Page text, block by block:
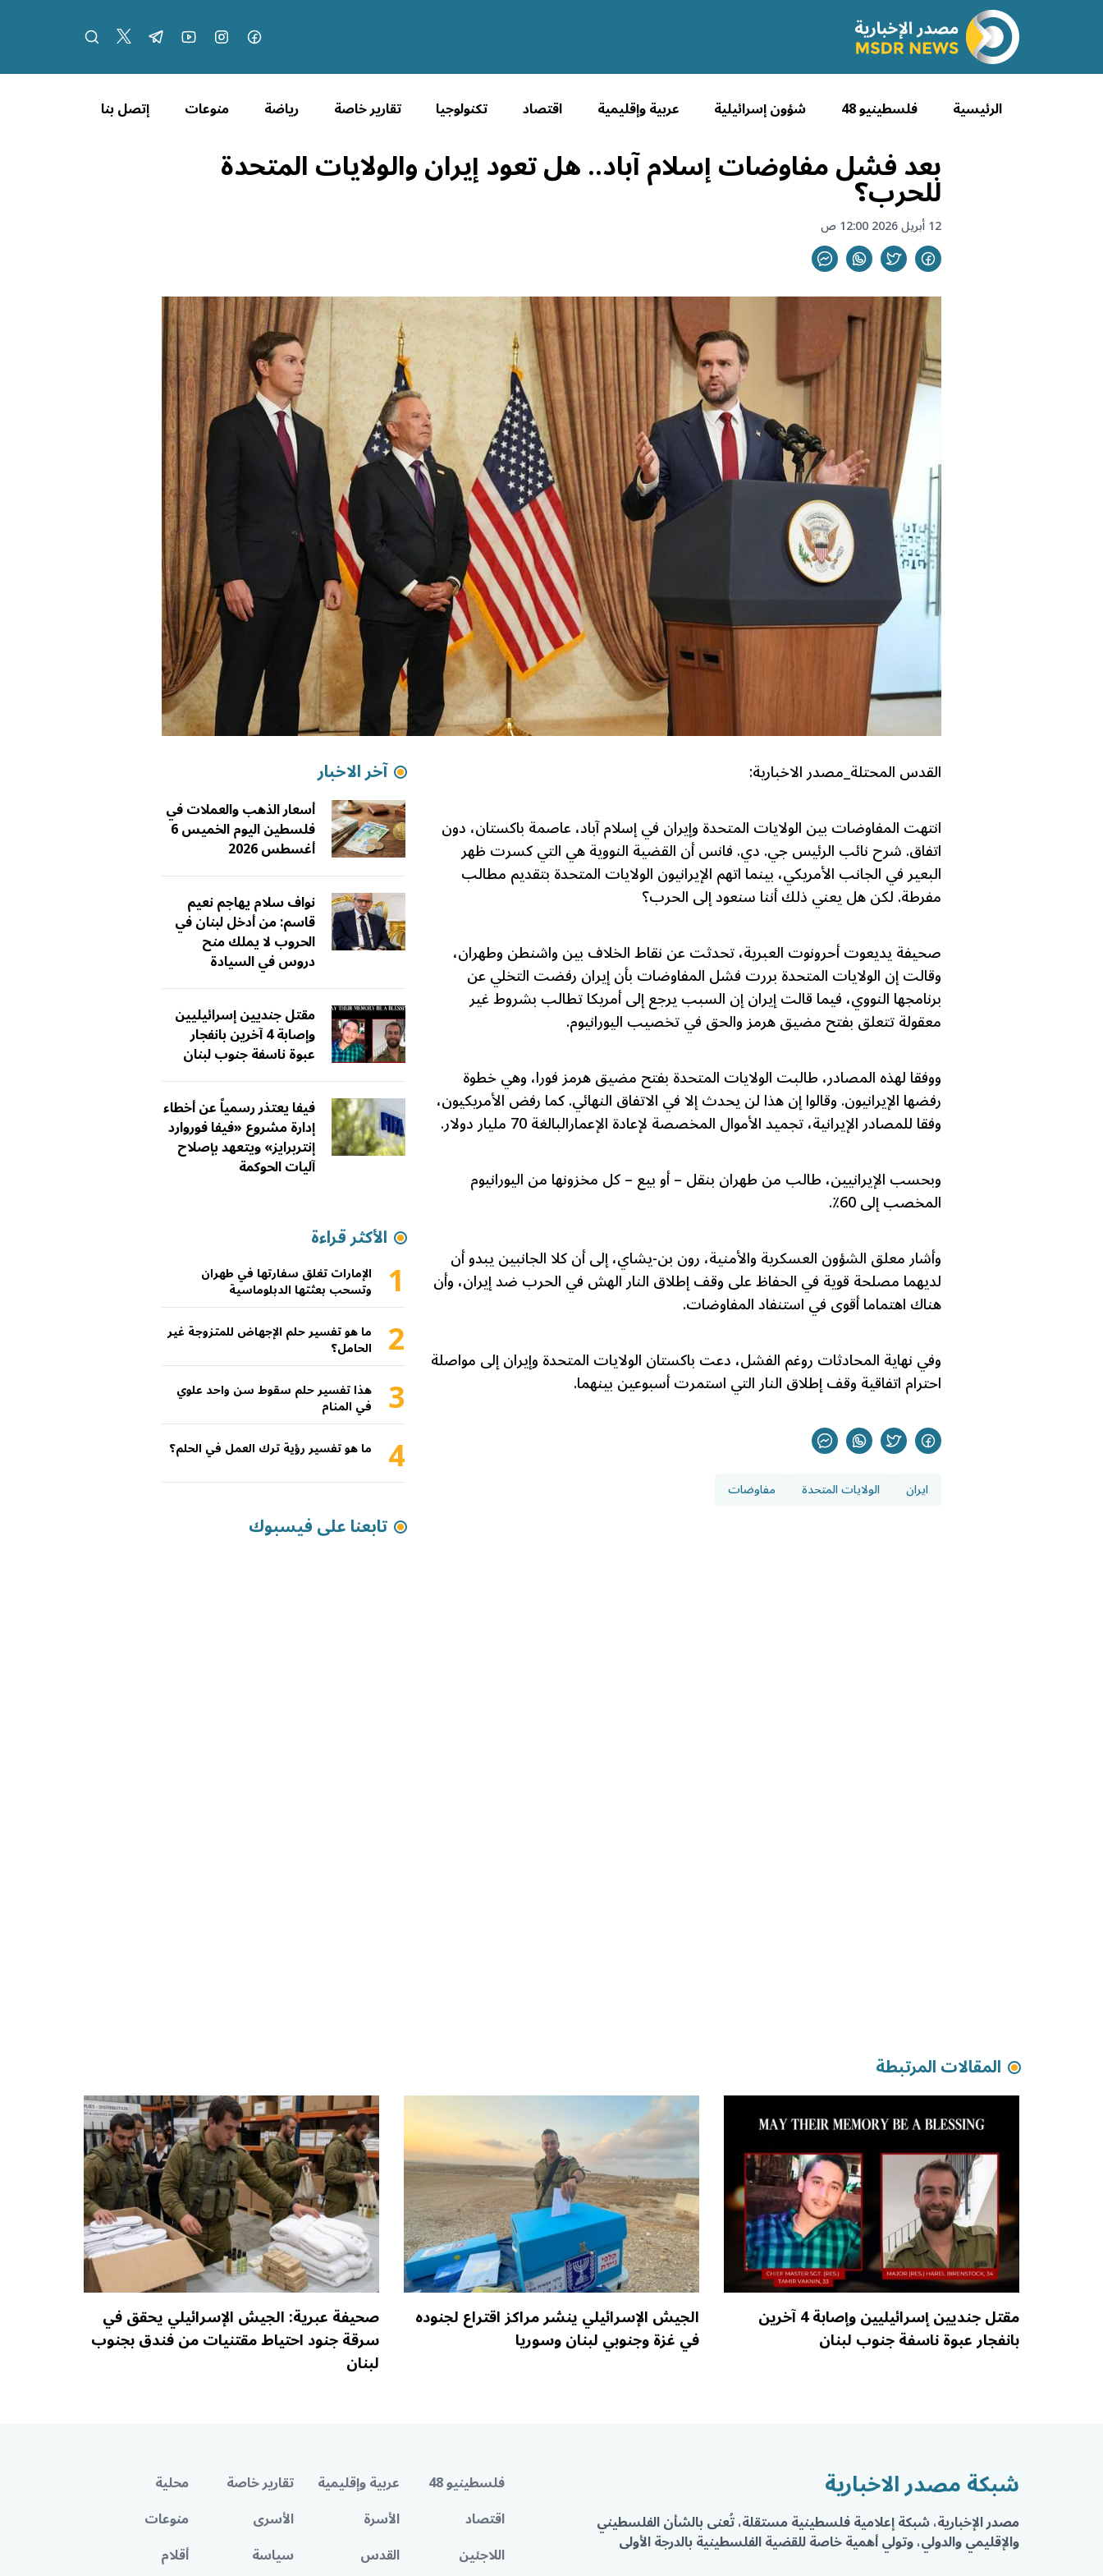
الرئيسية فلسطينيو 48 شؤون إسرائيلية عربية وإقليمية اقتصاد تكنولوجيا تقارير خاصة رياضة منوعات إتصل بنا
بعد فشل مفاوضات إسلام آباد.. هل تعود إيران والولايات المتحدة
للحرب؟
12 أبريل 2026 12:00 ص
القدس المحتلة_مصدر الاخبارية:
انتهت المفاوضات بين الولايات المتحدة وإيران في إسلام آباد، عاصمة باكستان، دون
اتفاق. شرح نائب الرئيس جي. دي. فانس أن القضية النووية هي التي كسرت ظهر
البعير في الجانب الأمريكي، بينما اتهم الإيرانيون الولايات المتحدة بتقديم مطالب
مفرطة. لكن هل يعني ذلك أننا سنعود إلى الحرب؟
صحيفة يديعوت أحرونوت العبرية، تحدثت عن نقاط الخلاف بين واشنطن وطهران،
وقالت إن الولايات المتحدة بررت فشل المفاوضات بأن إيران رفضت التخلي عن
برنامجها النووي، فيما قالت إيران إن السبب يرجع إلى أمريكا تطالب بشروط غير
معقولة تتعلق بفتح مضيق هرمز والحق في تخصيب اليورانيوم.
ووفقا لهذه المصادر، طالبت الولايات المتحدة بفتح مضيق هرمز فورا، وهي خطوة
رفضها الإيرانيون. وقالوا إن هذا لن يحدث إلا في الاتفاق النهائي. كما رفض الأمريكيون،
وفقا للمصادر الإيرانية، تجميد الأموال المخصصة لإعادة الإعمارالبالغة 70 مليار دولار.
وبحسب الإيرانيين، طالب من طهران بنقل – أو بيع – كل مخزونها من اليورانيوم
المخصب إلى 60٪.
وأشار معلق الشؤون العسكرية والأمنية، رون بن-يشاي، إلى أن كلا الجانبين يبدو أن
لديهما مصلحة قوية في الحفاظ على وقف إطلاق النار الهش في الحرب ضد إيران، وأن
هناك اهتماما أقوى في استنفاد المفاوضات.
وفي نهاية المحادثات روغم الفشل، دعت باكستان الولايات المتحدة وإيران إلى مواصلة
احترام اتفاقية وقف إطلاق النار التي استمرت أسبوعين بينهما.
ايران الولايات المتحدة مفاوضات
آخر الاخبار
أسعار الذهب والعملات في
فلسطين اليوم الخميس 6
أغسطس 2026
نواف سلام يهاجم نعيم
قاسم: من أدخل لبنان في
الحروب لا يملك منح
دروس في السيادة
مقتل جنديين إسرائيليين
وإصابة 4 آخرين بانفجار
عبوة ناسفة جنوب لبنان
فيفا يعتذر رسمياً عن أخطاء
إدارة مشروع «فيفا فوروارد
إنتربرايز» ويتعهد بإصلاح
آليات الحوكمة
الأكثر قراءة
1 الإمارات تغلق سفارتها في طهران
وتسحب بعثتها الدبلوماسية
2 ما هو تفسير حلم الإجهاض للمتزوجة غير
الحامل؟
3 هذا تفسير حلم سقوط سن واحد علوي
في المنام
4 ما هو تفسير رؤية ترك العمل في الحلم؟
تابعنا على فيسبوك
المقالات المرتبطة
مقتل جنديين إسرائيليين وإصابة 4 آخرين
بانفجار عبوة ناسفة جنوب لبنان
الجيش الإسرائيلي ينشر مراكز اقتراع لجنوده
في غزة وجنوبي لبنان وسوريا
صحيفة عبرية: الجيش الإسرائيلي يحقق في
سرقة جنود احتياط مقتنيات من فندق بجنوب
لبنان
شبكة مصدر الاخبارية
مصدر الإخبارية، شبكة إعلامية فلسطينية مستقلة، تُعنى بالشأن الفلسطيني
والإقليمي والدولي، وتولي أهمية خاصة للقضية الفلسطينية بالدرجة الأولى
فلسطينيو 48 عربية وإقليمية تقارير خاصة
محلية
اقتصاد
الأسرة الأسرى
منوعات
اللاجئين
القدس سياسة أقلام